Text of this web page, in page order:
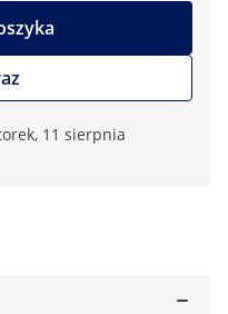
11 sierpnia